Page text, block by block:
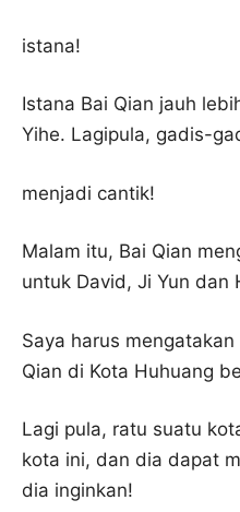
istana!
Istana Bai Qian jauh
Yihe. Lagipula, gadis-
menjadi cantik!
Malam itu, Bai Qian
untuk David, Ji Yun dan
Saya harus
Qian di Kota Huhuang
Lagi pula, ratu suatu
kota ini, dan dia dapat
dia inginkan!